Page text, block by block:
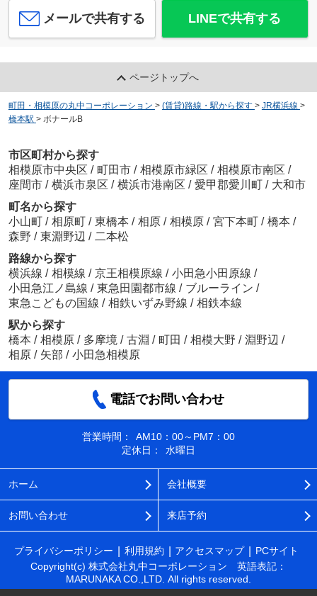
メールで共有する LINEで共有する
ページトップへ
町田・相模原の丸中コーポレーション > (賃貸)路線・駅から探す > JR横浜線 >
橋本駅 > ボナールB
市区町村から探す
相模原市中央区 / 町田市 / 相模原市緑区 / 相模原市南区 /
座間市 / 横浜市泉区 / 横浜市港南区 / 愛甲郡愛川町 / 大和市
町名から探す
小山町 / 相原町 / 東橋本 / 相原 / 相模原 / 宮下本町 / 橋本 /
森野 / 東淵野辺 / 二本松
路線から探す
横浜線 / 相模線 / 京王相模原線 / 小田急小田原線 /
小田急江ノ島線 / 東急田園都市線 / ブルーライン /
東急こどもの国線 / 相鉄いずみ野線 / 相鉄本線
駅から探す
橋本 / 相模原 / 多摩境 / 古淵 / 町田 / 相模大野 / 淵野辺 /
相原 / 矢部 / 小田急相模原
電話でお問い合わせ
営業時間：
AM10：00～PM7：00
定休日：
水曜日
ホーム 会社概要
お問い合わせ 来店予約
プライバシーポリシー 利用規約 アクセスマップ
PCサイト
Copyright(c) 株式会社丸中コーポレーション 英語表記：
MARUNAKA CO.,LTD. All rights reserved.